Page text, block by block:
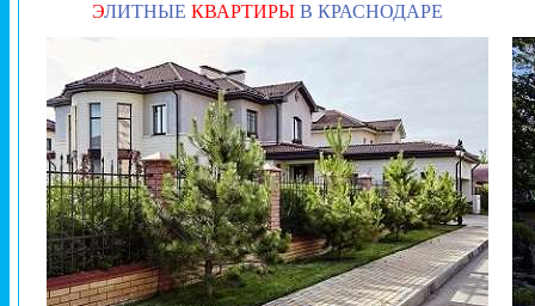
ЭЛИТНЫЕ КВАРТИРЫВ КРАСНОДАРЕ